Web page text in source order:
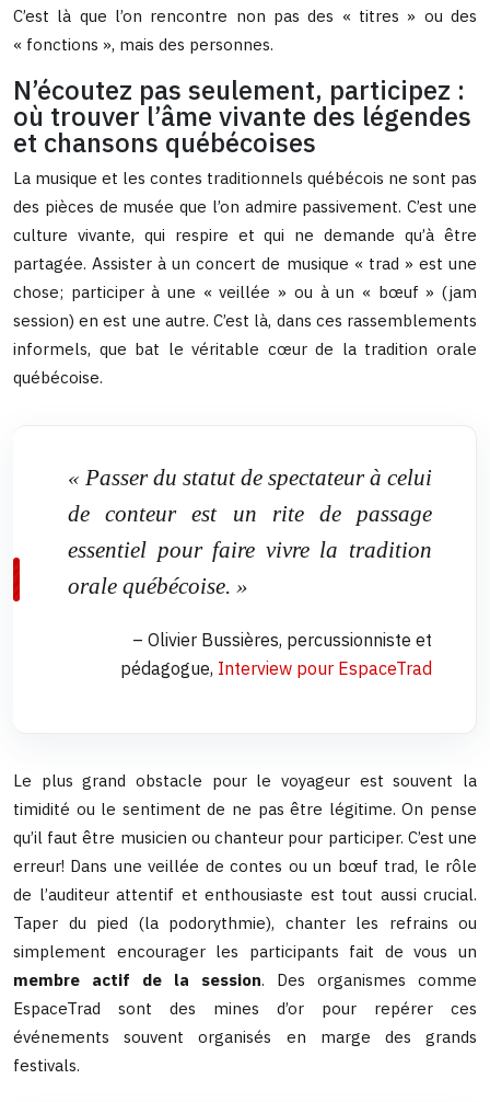
C’est là que l’on rencontre non pas des « titres » ou des
« fonctions », mais des personnes.
N’écoutez pas seulement, participez :
où trouver l’âme vivante des légendes
et chansons québécoises
La musique et les contes traditionnels québécois ne sont pas
des pièces de musée que l’on admire passivement. C’est une
culture vivante, qui respire et qui ne demande qu’à être
partagée. Assister à un concert de musique « trad » est une
chose; participer à une « veillée » ou à un « bœuf » (jam
session) en est une autre. C’est là, dans ces rassemblements
informels, que bat le véritable cœur de la tradition orale
québécoise.
« Passer du statut de spectateur à celui
de conteur est un rite de passage
essentiel pour faire vivre la tradition
orale québécoise. »
– Olivier Bussières, percussionniste et
pédagogue, Interview pour EspaceTrad
Le plus grand obstacle pour le voyageur est souvent la
timidité ou le sentiment de ne pas être légitime. On pense
qu’il faut être musicien ou chanteur pour participer. C’est une
erreur! Dans une veillée de contes ou un bœuf trad, le rôle
de l’auditeur attentif et enthousiaste est tout aussi crucial.
Taper du pied (la podorythmie), chanter les refrains ou
simplement encourager les participants fait de vous un
membre actif de la session. Des organismes comme
EspaceTrad sont des mines d’or pour repérer ces
événements souvent organisés en marge des grands
festivals.